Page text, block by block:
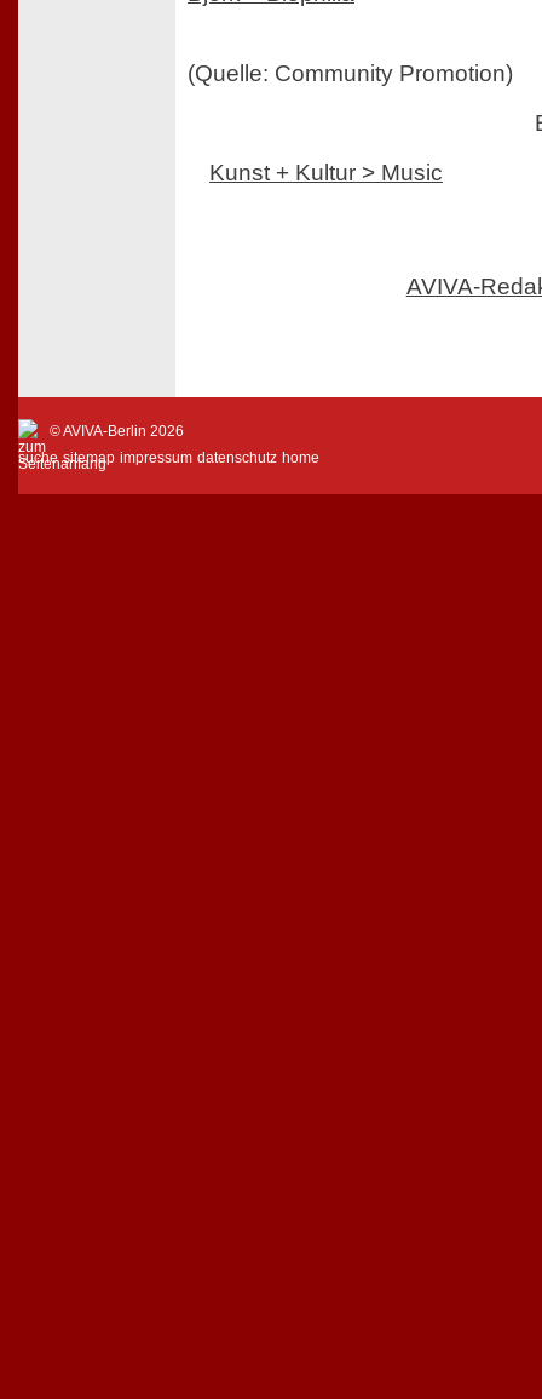
(Quelle: Community Promotion)
Kunst + Kultur > Music
AVIVA-
© AVIVA-Berlin 2026
suche sitemap impressum datenschutz home